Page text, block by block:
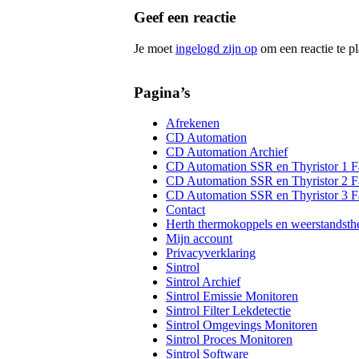
Geef een reactie
Je moet ingelogd zijn op om een reactie te
Pagina’s
Afrekenen
CD Automation
CD Automation Archief
CD Automation SSR en Thyristor 1
CD Automation SSR en Thyristor 2
CD Automation SSR en Thyristor 3
Contact
Herth thermokoppels en
Mijn account
Privacyverklaring
Sintrol
Sintrol Archief
Sintrol Emissie Monitoren
Sintrol Filter Lekdetectie
Sintrol Omgevings Monitoren
Sintrol Proces Monitoren
Sintrol Software